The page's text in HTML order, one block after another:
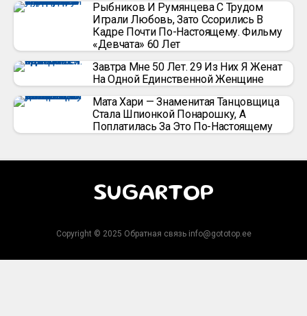
Рыбников И Румянцева С Трудом
Играли Любовь, Зато Ссорились В
Кадре Почти По-Настоящему. Фильму
«Девчата» 60 Лет
Завтра Мне 50 Лет. 29 Из Них Я Женат
На Одной Единственной Женщине
Мата Хари — Знаменитая Танцовщица
Стала Шпионкой Понарошку, А
Поплатилась За Это По-Настоящему
SUGARTOP
Copyright © 2025 Обратная связь info@gototop.ee